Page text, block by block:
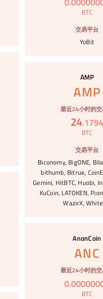
BTC
交易平台
YoBit
AMP
AMP
最近24小时的
24.1794
BTC
交易平台
Biconomy, BigONE,
bithumb, Bitrue,
Gemini, HitBTC, Huobi,
KuCoin, LATOKEN,
WazirX,
AnonCoin
ANC
最近24小时的
0.
BTC